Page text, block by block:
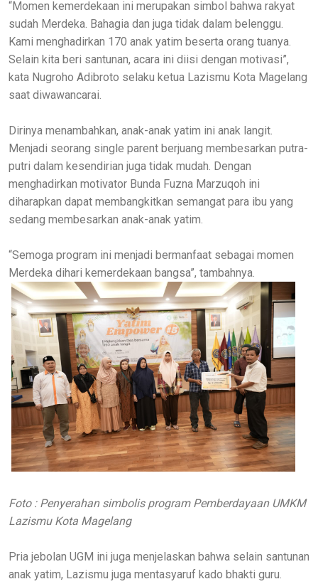
“Momen kemerdekaan ini merupakan simbol bahwa rakyat
sudah Merdeka. Bahagia dan juga tidak dalam belenggu.
Kami menghadirkan 170 anak yatim beserta orang tuanya.
Selain kita beri santunan, acara ini diisi dengan motivasi”,
kata Nugroho Adibroto selaku ketua Lazismu Kota Magelang
saat diwawancarai.
Dirinya menambahkan, anak-anak yatim ini anak langit.
Menjadi seorang single parent berjuang membesarkan putra-
putri dalam kesendirian juga tidak mudah. Dengan
menghadirkan motivator Bunda Fuzna Marzuqoh ini
diharapkan dapat membangkitkan semangat para ibu yang
sedang membesarkan anak-anak yatim.
“Semoga program ini menjadi bermanfaat sebagai momen
Merdeka dihari kemerdekaan bangsa”, tambahnya.
Foto : Penyerahan simbolis program Pemberdayaan UMKM
Lazismu Kota Magelang
Pria jebolan UGM ini juga menjelaskan bahwa selain santunan
anak yatim, Lazismu juga mentasyaruf kado bhakti guru.